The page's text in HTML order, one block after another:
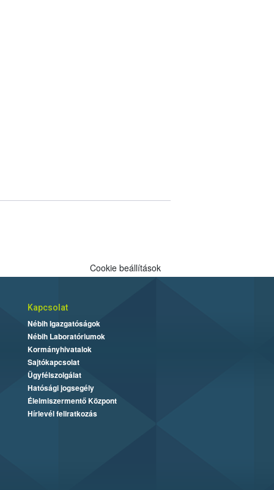
Cookie beállítások
Kapcsolat
Nébih Igazgatóságok
Nébih Laboratóriumok
Kormányhivatalok
Sajtókapcsolat
Ügyfélszolgálat
Hatósági jogsegély
Élelmiszermentő Központ
Hírlevél feliratkozás